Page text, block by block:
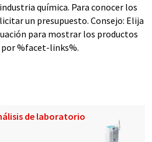
química. Para conocer los
un presupuesto. Consejo: Elija
para mostrar los productos
por %facet-links%.
de laboratorio